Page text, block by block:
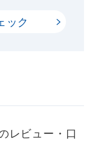
ック
レビュー・口